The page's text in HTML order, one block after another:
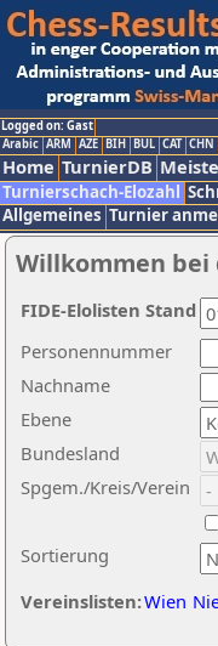
Logged on: Gast
Arabic ARM AZE BIH BUL CAT CHN
Home TurnierDB
Turnierschach-Elozahl
Allgemeines Turnier
Willkommen bei
Nachname
Ebene
Sortierung
Personennummer
Bundesland
Spgem./Kreis/Verein
Vereinslisten:Wien
FIDE-Elolisten Stand